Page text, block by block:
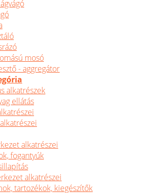
mosó
- aggregátor
alkatrészek
ellátás
alkatrészei
fogantyúk
alkatrészei
tartozékok, kiegészítők